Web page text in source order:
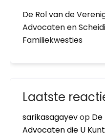
De Rol van de
Advocaten en
Familiekwesties
Laatste
sarikasagayevop De
Advocaten die U